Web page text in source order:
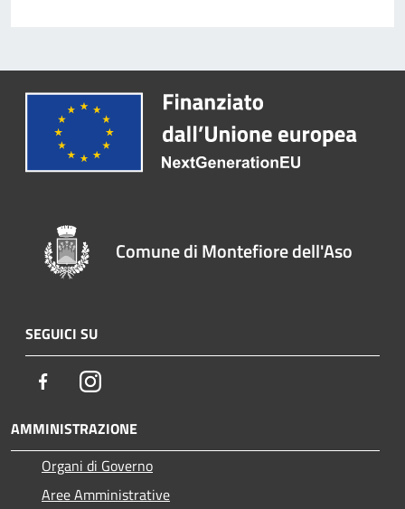
Comune di Montefiore dell'Aso
SEGUICI SU
FacebookInstagram
AMMINISTRAZIONE
Organi di Governo
Aree Amministrative